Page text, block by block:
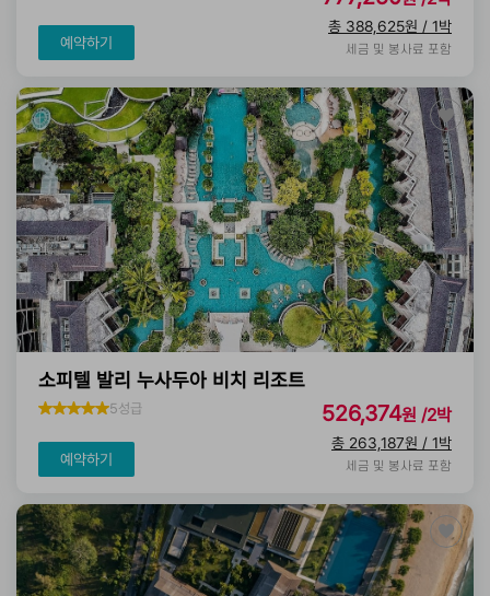
예약하기
총 388,625원 / 1박
세금 및 봉사료 포함
소피텔 발리 누사두아 비치 리조트
5성급
예약하기
526,374원 /2박
총 263,187원 / 1박
세금 및 봉사료 포함